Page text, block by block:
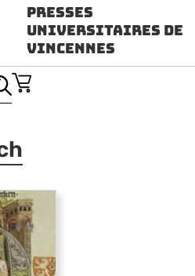
Presses
Universitaires de
Vincennes